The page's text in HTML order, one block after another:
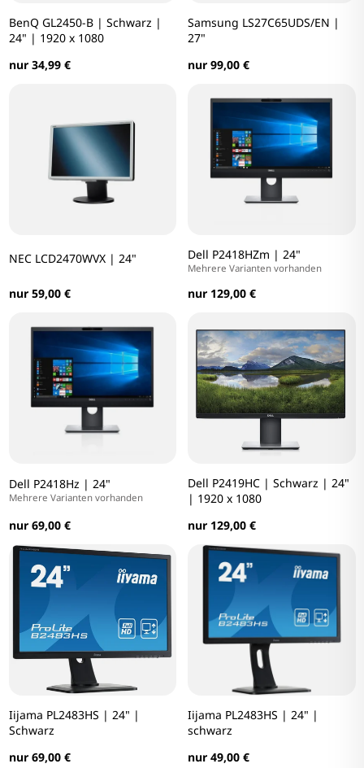
BenQ GL2450-B | Schwarz |
24" | 1920 x 1080
nur 34,99 €
Samsung LS27C65UDS/EN |
27"
nur 99,00 €
NEC LCD2470WVX | 24"
nur 59,00 €
Dell P2418HZm | 24"
Mehrere Varianten vorhanden
nur 129,00 €
Dell P2418Hz | 24"
Mehrere Varianten vorhanden
nur 69,00 €
Dell P2419HC | Schwarz | 24"
| 1920 x 1080
nur 129,00 €
Iijama PL2483HS | 24" |
Schwarz
nur 69,00 €
Iijama PL2483HS | 24" |
schwarz
nur 49,00 €